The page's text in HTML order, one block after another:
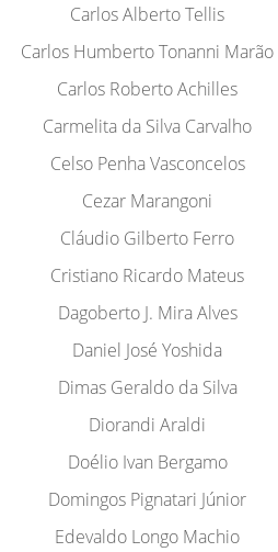
Carlos Alberto Tellis
Carlos Humberto Tonanni Marão
Carlos Roberto Achilles
Carmelita da Silva Carvalho
Celso Penha Vasconcelos
Cezar Marangoni
Cláudio Gilberto Ferro
Cristiano Ricardo Mateus
Dagoberto J. Mira Alves
Daniel José Yoshida
Dimas Geraldo da Silva
Diorandi Araldi
Doélio Ivan Bergamo
Domingos Pignatari Júnior
Edevaldo Longo Machio